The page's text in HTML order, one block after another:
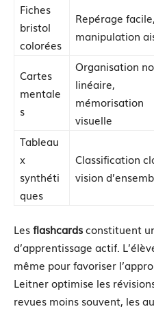
Fiches
bristol
colorées
Repérage facile,
manipulation
Cartes
mentale
s
Organisation
linéaire,
mémorisation
visuelle
Tableau
x
synthéti
ques
Classification
vision
Lesflashcardsconstituent
d’apprentissage actif.
même pour favoriser
Leitner optimise les
revues moins souvent, les